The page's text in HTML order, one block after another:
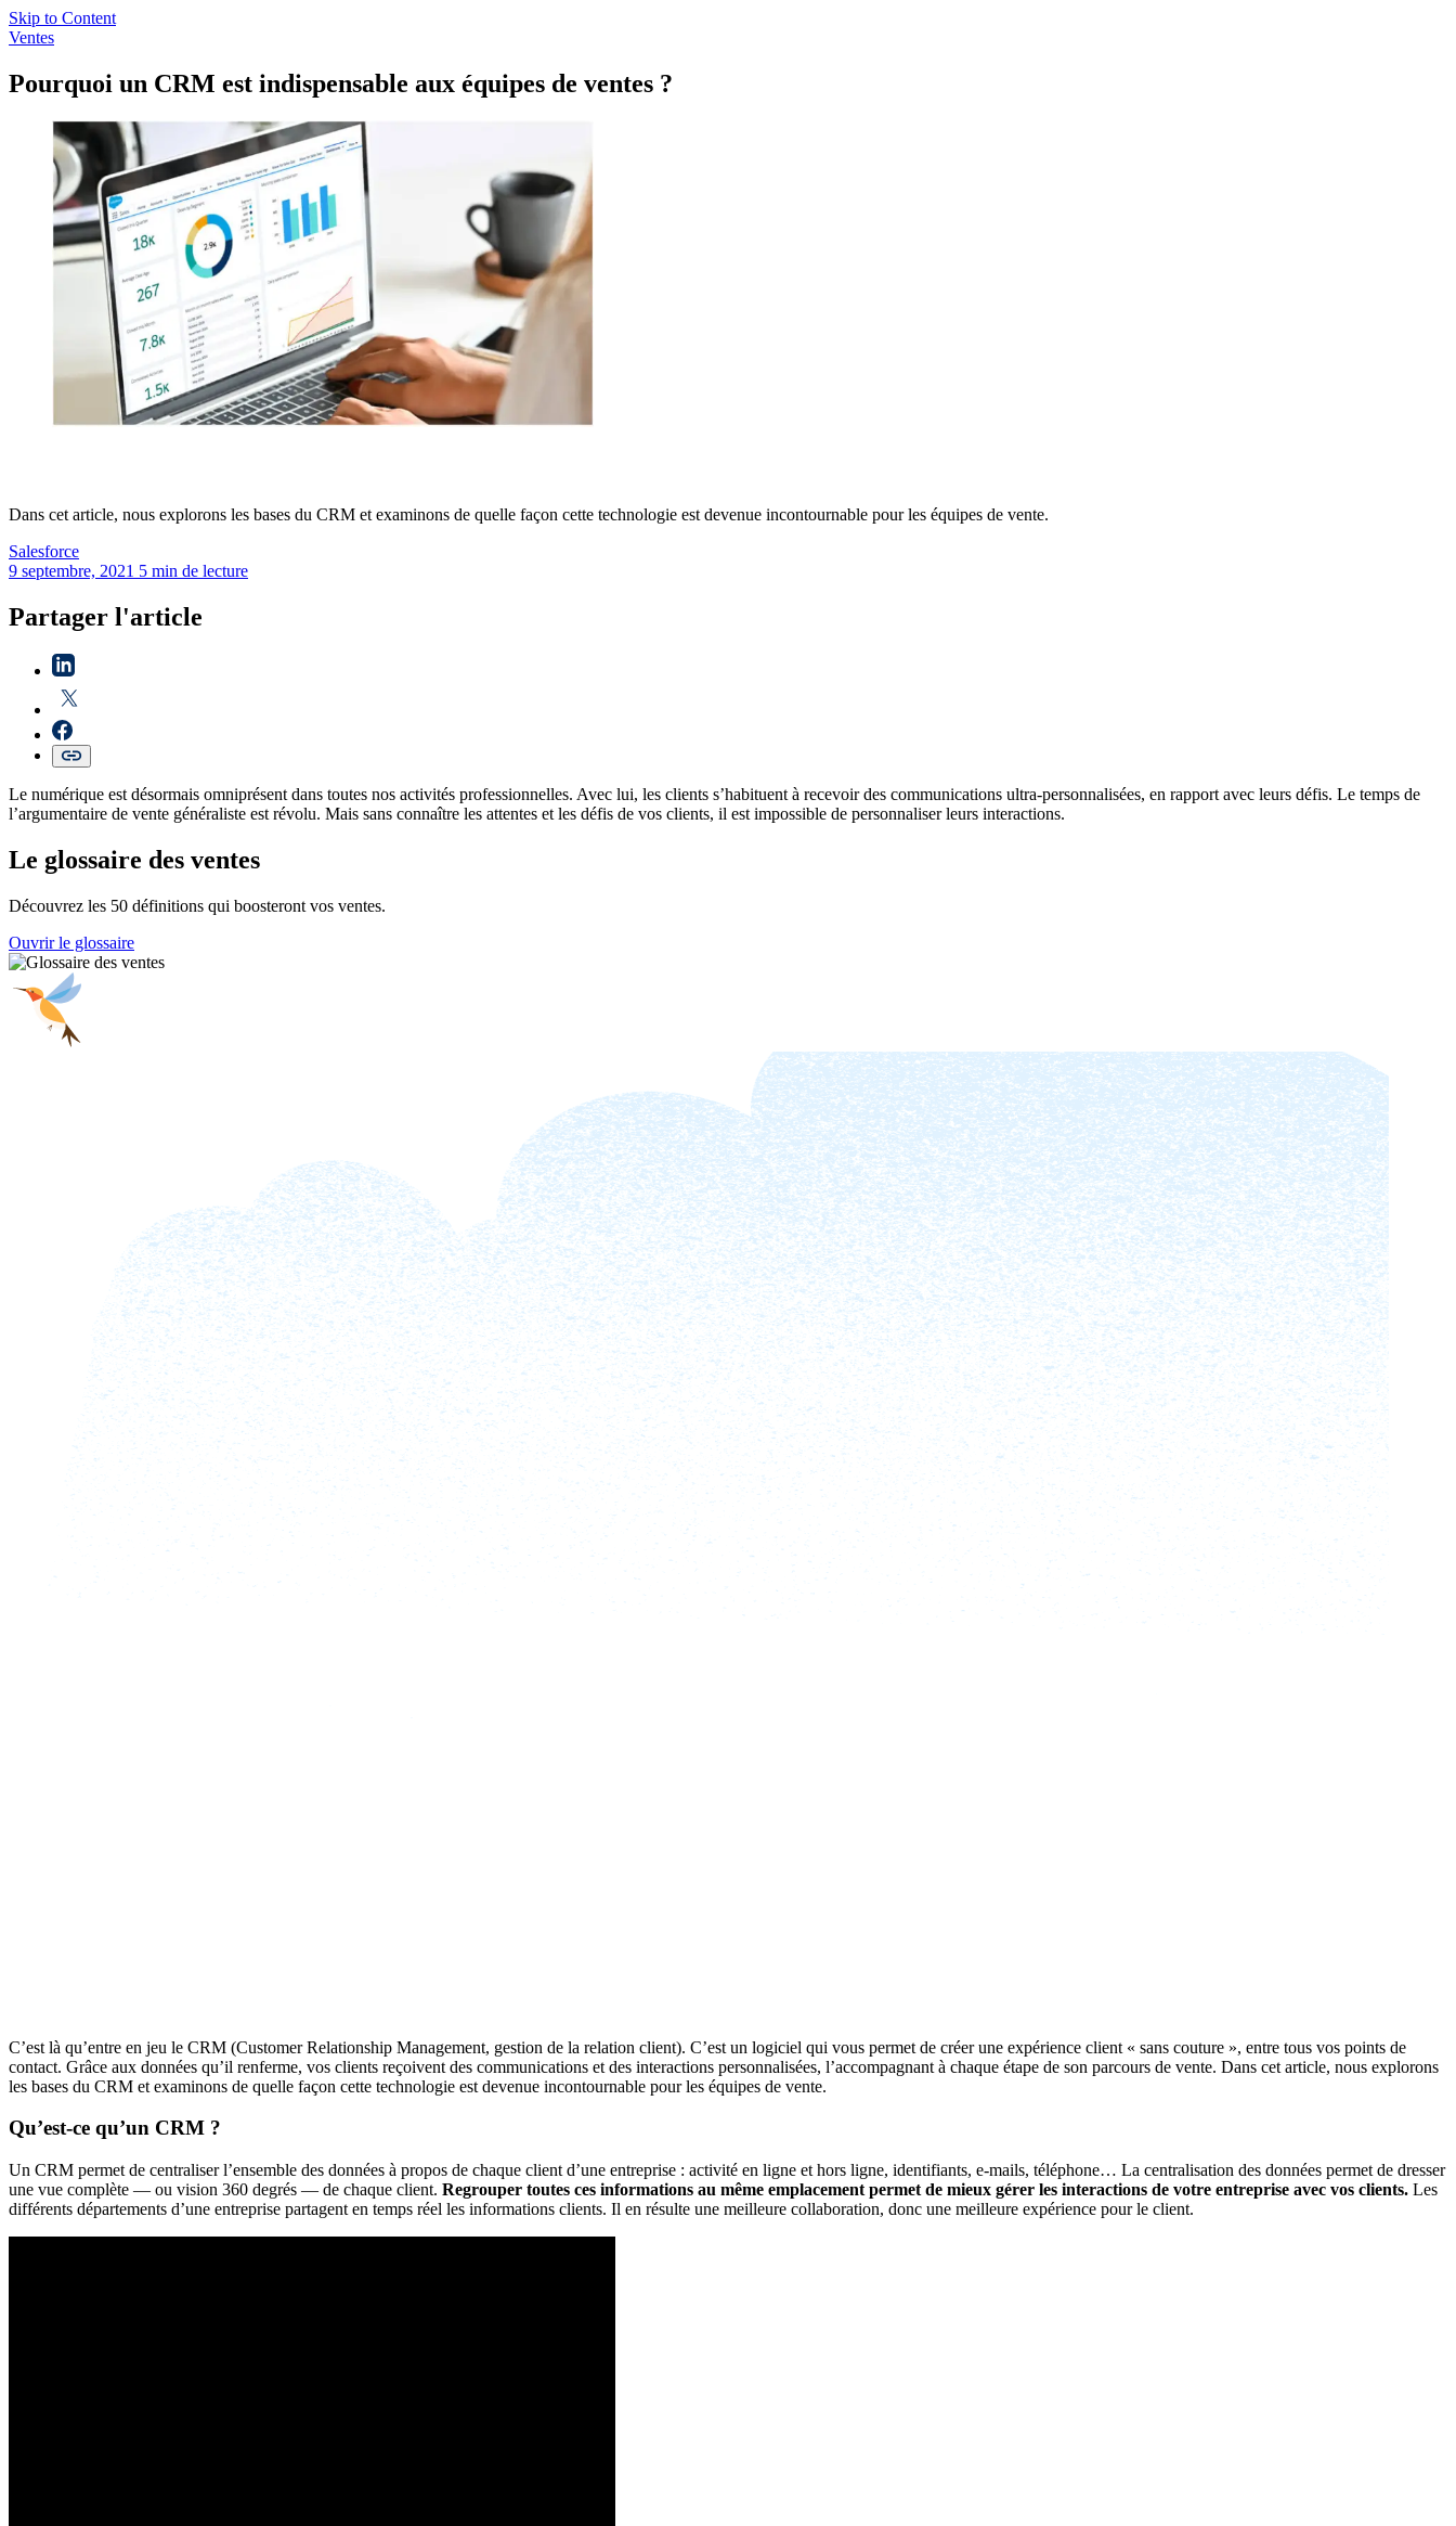
Skip to Content
Ventes
Pourquoi un CRM est indispensable aux équipes de ventes ?
Dans cet article, nous explorons les bases du CRM et examinons de quelle façon cette technologie est devenue incontournable pour les équipes de vente.
Salesforce
9 septembre, 2021 5 min de lecture
Partager l'article
Le numérique est désormais omniprésent dans toutes nos activités professionnelles. Avec lui, les clients s’habituent à recevoir des communications ultra-personnalisées, en rapport avec leurs défis. Le temps de
l’argumentaire de vente généraliste est révolu. Mais sans connaître les attentes et les défis de vos clients, il est impossible de personnaliser leurs interactions.
Le glossaire des ventes
Découvrez les 50 définitions qui boosteront vos ventes.
Ouvrir le glossaire
C’est là qu’entre en jeu le CRM (Customer Relationship Management, gestion de la relation client). C’est un logiciel qui vous permet de créer une expérience client « sans couture », entre tous vos points de
contact. Grâce aux données qu’il renferme, vos clients reçoivent des communications et des interactions personnalisées, l’accompagnant à chaque étape de son parcours de vente. Dans cet article, nous explorons
les bases du CRM et examinons de quelle façon cette technologie est devenue incontournable pour les équipes de vente.
Qu’est-ce qu’un CRM ?
Un CRM permet de centraliser l’ensemble des données à propos de chaque client d’une entreprise : activité en ligne et hors ligne, identifiants, e-mails, téléphone… La centralisation des données permet de dresser
une vue complète — ou vision 360 degrés — de chaque client. Regrouper toutes ces informations au même emplacement permet de mieux gérer les interactions de votre entreprise avec vos clients. Les
différents départements d’une entreprise partagent en temps réel les informations clients. Il en résulte une meilleure collaboration, donc une meilleure expérience pour le client.